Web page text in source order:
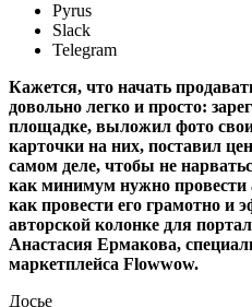
Pyrus
Slack
Telegram
Кажется, что начать
довольно легко и просто:
площадке, выложил фото
карточки на них, поставил
самом деле, чтобы не
как минимум нужно провести
как провести его грамотно и
авторской колонке для
Анастасия Ермакова,
маркетплейса Flowwow.
Досье